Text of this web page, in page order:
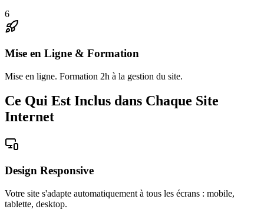
6
Mise en Ligne & Formation
Mise en ligne. Formation 2h à la gestion du site.
Ce Qui Est Inclus dans Chaque Site
Internet
Design Responsive
Votre site s'adapte automatiquement à tous les écrans : mobile,
tablette, desktop.